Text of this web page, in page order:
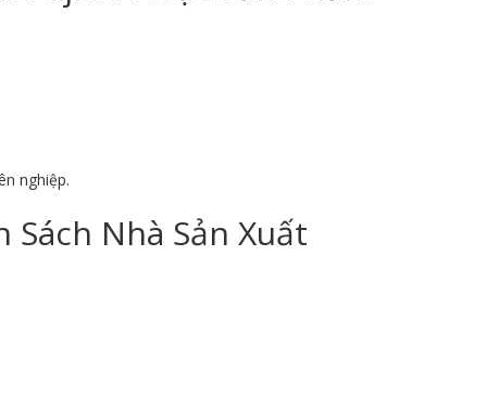
nghiệp.
Nhà Sản Xuất